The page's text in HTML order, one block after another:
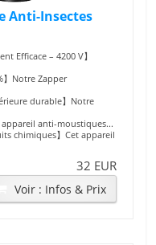
Anti-Insectes
Efficace – 4200 V】
】Notre Zapper
durable】Notre
appareil anti-moustiques...
chimiques】Cet appareil
32 EUR
Voir : Infos & Prix